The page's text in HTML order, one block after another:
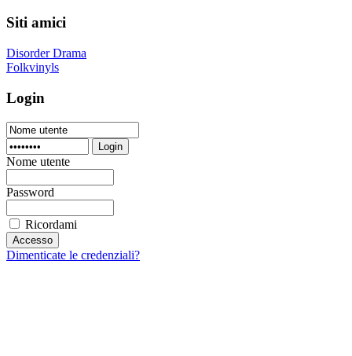
Siti amici
Disorder Drama
Folkvinyls
Login
Login
Nome utente
Password
Ricordami
Dimenticate le credenziali?